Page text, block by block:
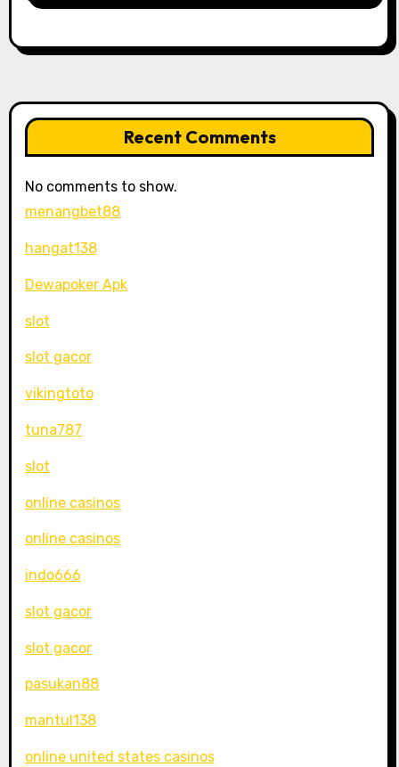
Recent Comments
No comments to show.
menangbet88
hangat138
Dewapoker Apk
slot
slot gacor
vikingtoto
tuna787
slot
online casinos
online casinos
indo666
slot gacor
slot gacor
pasukan88
mantul138
online united states casinos